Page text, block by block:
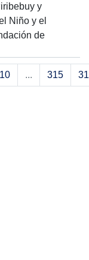
y
Niño y el
de
10 ... 315